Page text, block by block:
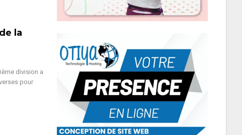
la
division a
pour